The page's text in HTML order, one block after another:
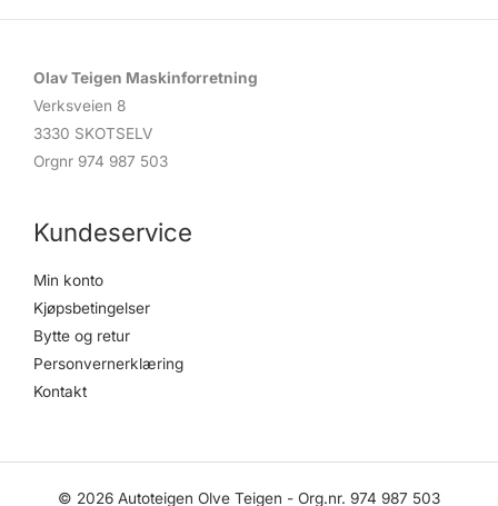
Olav Teigen Maskinforretning
Verksveien 8
3330 SKOTSELV
Orgnr 974 987 503
Kundeservice
Min konto
Kjøpsbetingelser
Bytte og retur
Personvernerklæring
Kontakt
© 2026 Autoteigen Olve Teigen - Org.nr. 974 987 503